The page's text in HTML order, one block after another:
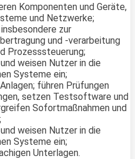
Komponenten und Geräte,
und Netzwerke;
zur
und -verarbeitung
Prozesssteuerung;
weisen Nutzer in die
Systeme ein;
führen Prüfungen
setzen Testsoftware und
Sofortmaßnahmen und
weisen Nutzer in die
Systeme ein;
Unterlagen.